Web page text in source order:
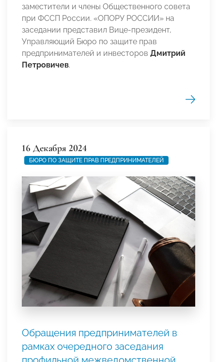
заместители и члены Общественного совета
при ФССП России. «ОПОРУ РОССИИ» на
заседании представил Вице-президент,
Управляющий Бюро по защите прав
предпринимателей и инвесторов Дмитрий
Петровичев.
16 Декабря 2024
БЮРО ПО ЗАЩИТЕ ПРАВ ПРЕДПРИНИМАТЕЛЕЙ
Обращения предпринимателей в
рамках очередного заседания